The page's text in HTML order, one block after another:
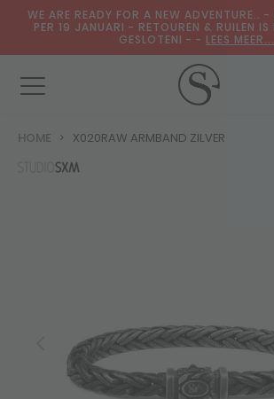
WE ARE READY FOR A NEW ADVENTURE..
PER 19 JANUARI - RETOUREN & RUILEN IS
GESLOTENI - - LEES
HOME X020RAW ARMBAND ZILVER